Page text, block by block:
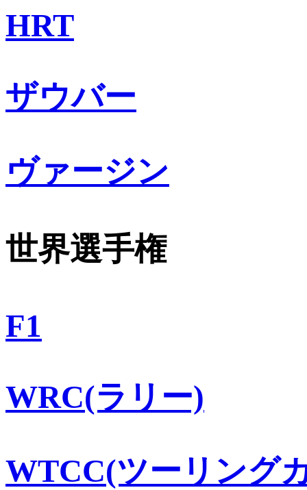
HRT
ザウバー
ヴァージン
世界選手権
F1
WRC(ラリー)
WTCC(ツーリング